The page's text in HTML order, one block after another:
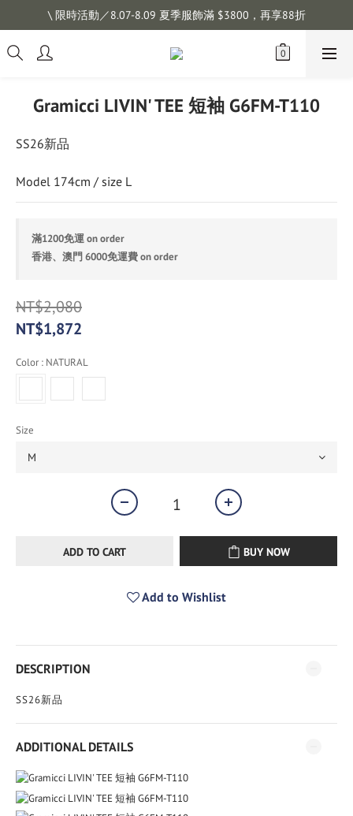
註冊會員拿購物金 $100，滿$1200免運
\ 限時活動／8.07-8.09 夏季服飾滿 $3800，再享88折
註冊會員拿購物金 $100，滿$1200免運
Gramicci LIVIN' TEE 短袖 G6FM-T110
SS26新品
Model 174cm / size L
滿1200免運 on order
香港、澳門 6000免運費 on order
NT$2,080
NT$1,872
Color : NATURAL
Size
ADD TO CART BUY NOW
Add to Wishlist
DESCRIPTION
SS26新品
ADDITIONAL DETAILS